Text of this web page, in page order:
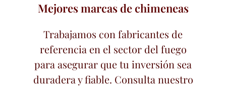
Mejores marcas de chimeneas
Trabajamos con fabricantes de
referencia en el sector del fuego
para asegurar que tu inversión sea
duradera y fiable. Consulta nuestro